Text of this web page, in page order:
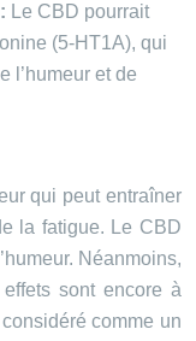
Le CBD pourrait
(5-HT1A), qui
l’humeur et de
qui peut entraîner
la fatigue. Le CBD
Néanmoins,
sont encore à
comme un